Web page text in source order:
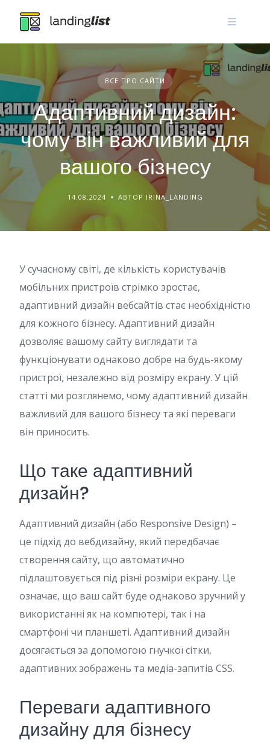
content
ВСЕ ПРО САЙТИ
Адаптивний дизайн:
чому він важливий для
вашого бізнесу
14.08.2024 АВТОР IRINA_LANDING
У сучасному світі, де кількість користувачів
мобільних пристроїв стрімко зростає,
адаптивний дизайн вебсайтів стає необхідністю
для кожного бізнесу. Адаптивний дизайн
дозволяє вашому сайту виглядати та
функціонувати однаково добре на будь-якому
пристрої, незалежно від розміру екрану. У цій
статті ми розглянемо, чому адаптивний дизайн
важливий для вашого бізнесу та які переваги
він приносить.
Що таке адаптивний
дизайн?
Адаптивний дизайн (або Responsive Design) –
це підхід до вебдизайну, який передбачає
створення сайту, що автоматично
підлаштовується під різні розміри екрану. Це
означає, що ваш сайт буде однаково зручний у
використанні як на компютері, так і на
смартфоні чи планшеті. Адаптивний дизайн
досягається за допомогою гнучкої сітки,
адаптивних зображень та медіа-запитів CSS.
Переваги адаптивного
дизайну для бізнесу